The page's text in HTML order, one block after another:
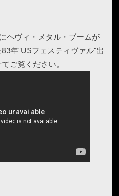
ヘヴィ・メタル・ブームが
年“USフェスティヴァル”出
ご覧ください。